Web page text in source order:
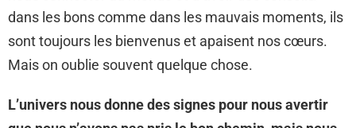
dans les bons comme dans les mauvais moments, ils
sont toujours les bienvenus et apaisent nos cœurs.
Mais on oublie souvent quelque chose.
L’univers nous donne des signes pour nous avertir